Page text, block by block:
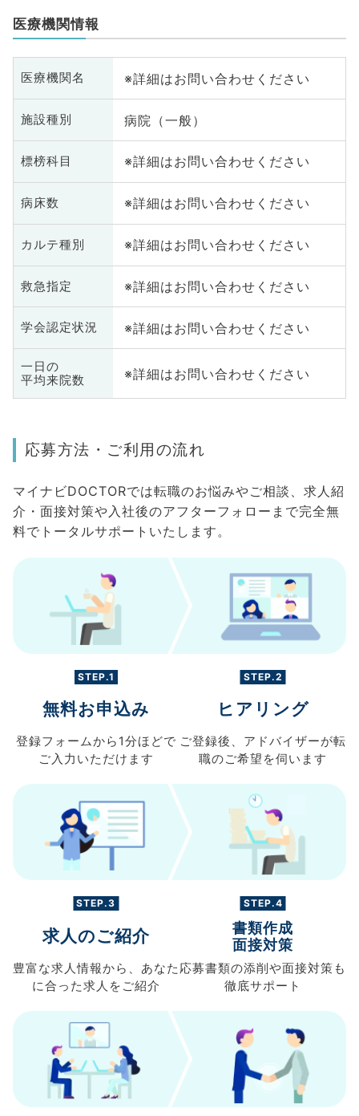
医療機関情報
医療機関名 ※詳細はお問い合わせください
施設種別 病院（一般）
標榜科目 ※詳細はお問い合わせください
病床数 ※詳細はお問い合わせください
カルテ種別 ※詳細はお問い合わせください
救急指定 ※詳細はお問い合わせください
学会認定状況 ※詳細はお問い合わせください
一日の
平均来院数
※詳細はお問い合わせください
応募方法・ご利用の流れ
マイナビDOCTORでは転職のお悩みやご相談、求人紹
介・面接対策や入社後のアフターフォローまで完全無
料でトータルサポートいたします。
STEP.1
無料お申込み
登録フォームから 1分ほどで
ご入力 いただけます
STEP.2
ヒアリング
ご登録後、 アドバイザーが転
職のご希望を伺います
STEP.3
求人のご紹介
豊富な求人情報から、 あなた
に合った求人を ご紹介
STEP.4
書類作成
面接対策
応募書類の添削や面接対策も
徹底サポート